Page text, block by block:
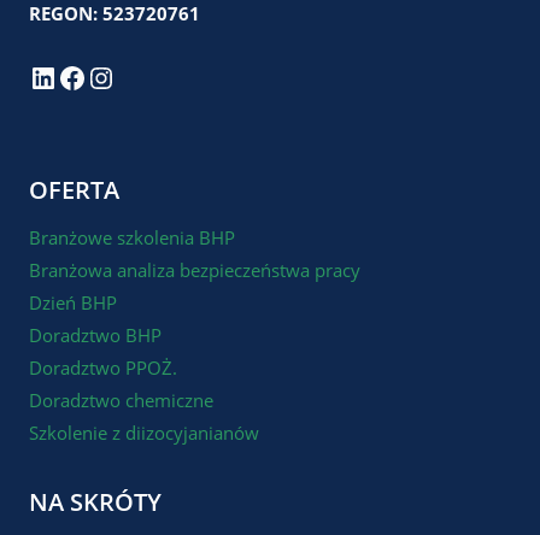
REGON: 523720761
LinkedIn
Facebook
Instagram
OFERTA
Branżowe szkolenia BHP
Branżowa analiza bezpieczeństwa pracy
Dzień BHP
Doradztwo BHP
Doradztwo PPOŻ.
Doradztwo chemiczne
Szkolenie z diizocyjanianów
NA SKRÓTY